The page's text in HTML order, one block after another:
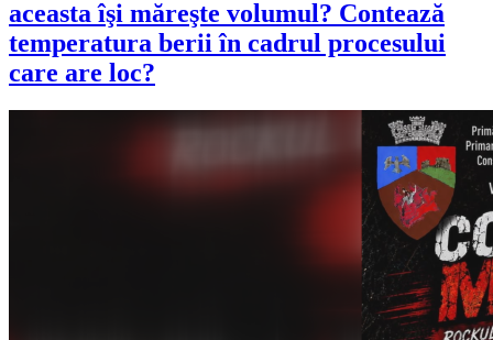
aceasta îşi măreşte volumul? Contează
temperatura berii în cadrul procesului
care are loc?